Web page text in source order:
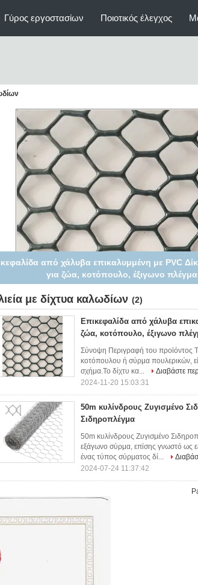
Γύρος εργοστασίων Ποιοτικός έλεγχος
50m κυλίνδρους Ζυγισμένο Σιδηροπλέγμα
Σιδηροπλέγμα
με δίχτυα καλωδίων (2)
Επικεφαλίδα από χάλυβα
ζώα, κοτόπουλο, έξιγωνο
Σύνοψη Περιγραφή του προϊόντος
κοτόπουλου ή σύρμα πουλερικών,
σχήμα.Το δίχτυ κα...
Διαβάστε
2024-11-20 15:03:31
50m κυλίνδρους Ζυγισμένο
Σιδηροπλέγμα
50m κυλίνδρους Ζυγισμένο
εξάγωνο σύρμα, επίσης γνωστό ως
ένας τύπος σύρματος δί...
2024-07-24 11:37:42